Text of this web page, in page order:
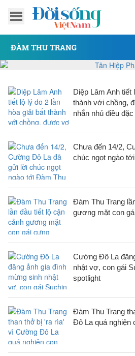
ĐÀM THU TRANG
Diệp Lâm Anh tiết
thành với chồng,
nhắn nhủ điều đặc
Chưa đến 14/2,
chúc ngọt ngào
Đàm Thu Trang
gương mặt con
Cường Đô La
nhật vợ, con gái
spotlight
Đàm Thu Trang
Đô La quá nghiện